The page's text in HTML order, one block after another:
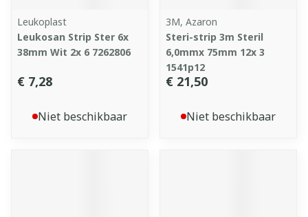
Leukoplast
Leukosan Strip Ster 6x
38mm Wit 2x 6 7262806
€ 7,28
Niet beschikbaar
3M, Azaron
Steri-strip 3m Steril
6,0mmx 75mm 12x 3
1541p12
€ 21,50
Niet beschikbaar